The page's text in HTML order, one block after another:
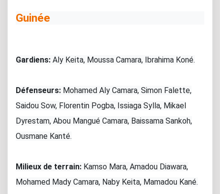
Guinée
Gardiens: Aly Keita, Moussa Camara, Ibrahima Koné.
Défenseurs: Mohamed Aly Camara, Simon Falette,
Saidou Sow, Florentin Pogba, Issiaga Sylla, Mikael
Dyrestam, Abou Mangué Camara, Baissama Sankoh,
Ousmane Kanté.
Milieux de terrain: Kamso Mara, Amadou Diawara,
Mohamed Mady Camara, Naby Keita, Mamadou Kané.